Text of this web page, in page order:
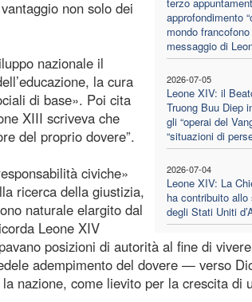
approfondimento
mondo
messaggio di
2026-07-05
Leone XIV: il
Truong Buu Diep
gli “operai del
“situazioni di
2026-07-04
Leone XIV: La
ha contribuito allo
degli Stati Uniti
non solo dei
nazionale il
la cura
di base». Poi cita
XIII scriveva che
del proprio dovere”.
civiche»
ricerca della giustizia,
naturale elargito dal
Leone XIV
posizioni di autorità al fine di
adempimento del dovere — verso
nazione, come lievito per la crescita di